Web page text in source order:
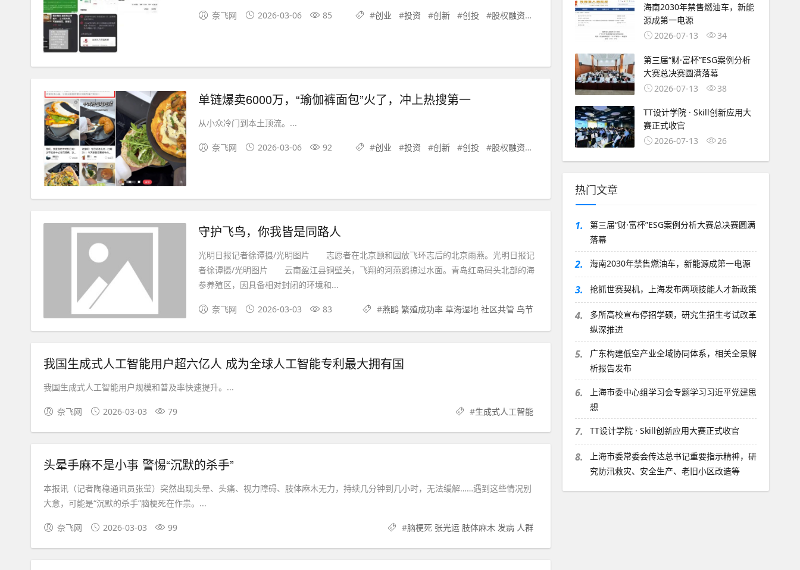
奈飞网 2026-03-06 85 #创业 #投资 #创新 #创投 #股权融资 # #创业项目 #投资机构 # VC #IPO # 融资 #天使投资
单链爆卖6000万，“瑜伽裤面包”火了，冲上热搜第一
从小众冷门到本土顶流。...
奈飞网 2026-03-06 92 #创业 #投资 #创新 #创投 #股权融资 # #创业项目 #投资机构 # VC #IPO #融资
守护飞鸟，你我皆是同路人
光明日报记者徐谭摄/光明图片 志愿者在北京颐和园放飞环志后的北京雨燕。光明日报记
者徐谭摄/光明图片 云南盈江县铜壁关，飞翔的河燕鸥掠过水面。青岛红岛码头北部的海
参养殖区，因具备相对封闭的环境和...
奈飞网 2026-03-03 83 #燕鸥 繁殖成功率 草海湿地 社区共管 鸟节
我国生成式人工智能用户超六亿人 成为全球人工智能专利最大拥有国
我国生成式人工智能用户规模和普及率快速提升。...
奈飞网 2026-03-03 79 #生成式人工智能
头晕手麻不是小事 警惕“沉默的杀手”
本报讯（记者陶稳通讯员张莹）突然出现头晕、头痛、视力障碍、肢体麻木无力，持续几分钟到几小时，无法缓解……遇到这些情况别
大意，可能是“沉默的杀手”脑梗死在作祟。...
奈飞网 2026-03-03 99 #脑梗死 张光运 肢体麻木 发病 人群
海南2030年禁售燃油车，新能
源成第一电源
2026-07-13
34
第三届“财·富杯”ESG案例分析
大赛总决赛圆满落幕
2026-07-13
38
TT设计学院 · Skill创新应用大
赛正式收官
2026-07-13
26
热门文章
1.
第三届“财·富杯”ESG案例分析大赛总决赛圆满
落幕
2. 海南2030年禁售燃油车，新能源成第一电源
3. 抢抓世赛契机，上海发布两项技能人才新政策
4.
多所高校宣布停招学硕，研究生招生考试改革
纵深推进
5.
广东构建低空产业全域协同体系，相关全景解
析报告发布
6.
上海市委中心组学习会专题学习习近平党建思
想
7. TT设计学院 · Skill创新应用大赛正式收官
8.
上海市委常委会传达总书记重要指示精神，研
究防汛救灾、安全生产、老旧小区改造等